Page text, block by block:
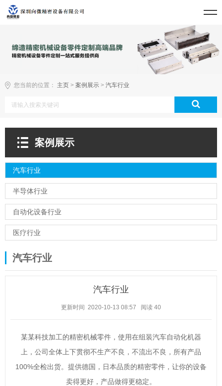
您当前的位置： 主页 > 案例展示 > 汽车行业
案例展示
汽车行业
半导体行业
自动化设备行业
医疗行业
汽车行业
汽车行业
更新时间 2020-10-13 08:57 阅读 40
某某科技加工的精密机械零件，使用在组装汽车自动化机器
上，公司全体上下贯彻不生产不良，不流出不良，所有产品
100%全检出货。提供德国，日本品质的精密零件，让你的设备
卖得更好，产品做得更稳定。